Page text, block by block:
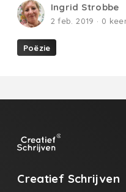
Ingrid Strobbe
2 feb. 2019 · 0
Poëzie
Creatief Schrijven